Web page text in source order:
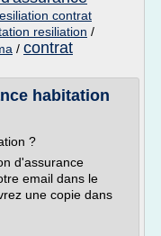
contrat
resiliation /
/ contrat
habitation
?
d'assurance
email dans le
une copie dans